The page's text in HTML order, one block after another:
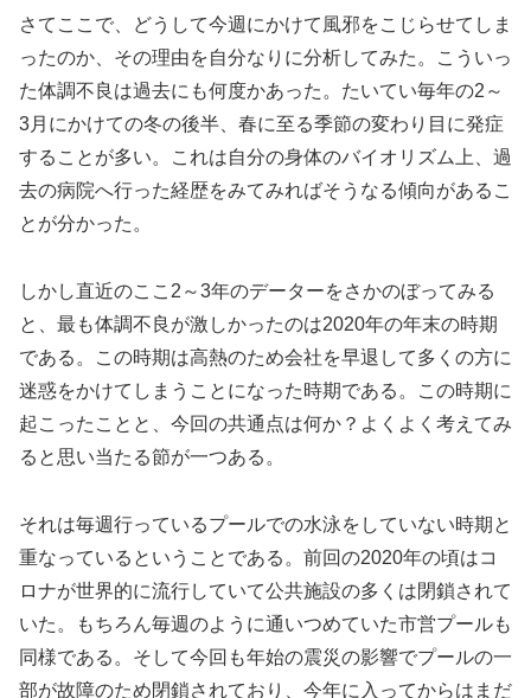
さてここで、どうして今週にかけて風邪をこじらせてしま
ったのか、その理由を自分なりに分析してみた。こういっ
た体調不良は過去にも何度かあった。たいてい毎年の2～
3月にかけての冬の後半、春に至る季節の変わり目に発症
することが多い。これは自分の身体のバイオリズム上、過
去の病院へ行った経歴をみてみればそうなる傾向があるこ
とが分かった。
しかし直近のここ2～3年のデーターをさかのぼってみる
と、最も体調不良が激しかったのは2020年の年末の時期
である。この時期は高熱のため会社を早退して多くの方に
迷惑をかけてしまうことになった時期である。この時期に
起こったことと、今回の共通点は何か？よくよく考えてみ
ると思い当たる節が一つある。
それは毎週行っているプールでの水泳をしていない時期と
重なっているということである。前回の2020年の頃はコ
ロナが世界的に流行していて公共施設の多くは閉鎖されて
いた。もちろん毎週のように通いつめていた市営プールも
同様である。そして今回も年始の震災の影響でプールの一
部が故障のため閉鎖されており、今年に入ってからはまだ